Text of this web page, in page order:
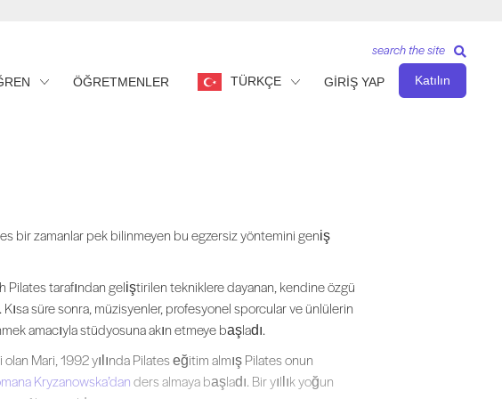
ÖĞRETMENLER TÜRKÇE GİRİŞ YAP Katılın
search the site
bir zamanlar pek bilinmeyen bu egzersiz yöntemini geniş kitleler için erişilebilir hale
bir zamanlar pek bilinmeyen bu egzersiz yöntemini geniş
Pilates tarafından geliştirilen tekniklere dayanan, kendine özgü
Kısa süre sonra, müzisyenler, profesyonel sporcular ve ünlülerin
amacıyla stüdyosuna akın etmeye başladı.
Mari, 1992 yılında Pilates eğitim almış Pilates onun
Kryzanowska’danders almaya başladı. Bir yıllık yoğun